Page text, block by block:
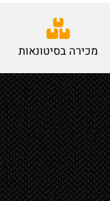
מכירה בסיטונאות